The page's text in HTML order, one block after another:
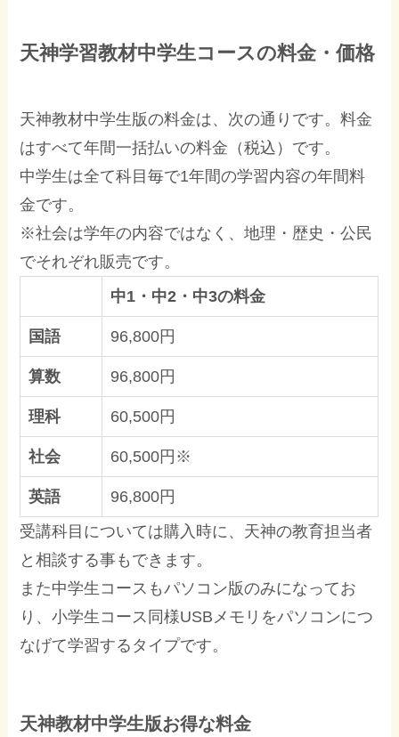
天神学習教材中学生コースの料金・価格
天神教材中学生版の料金は、次の通りです。料金
はすべて年間一括払いの料金（税込）です。
中学生は全て科目毎で1年間の学習内容の年間料
金です。
※社会は学年の内容ではなく、地理・歴史・公民
でそれぞれ販売です。
中1・中2・中3の料金
国語 96,800円
算数 96,800円
理科 60,500円
社会 60,500円※
英語
96,800円
受講科目については購入時に、天神の教育担当者
と相談する事もできます。
また中学生コースもパソコン版のみになってお
り、小学生コース同様USBメモリをパソコンにつ
なげて学習するタイプです。
天神教材中学生版お得な料金